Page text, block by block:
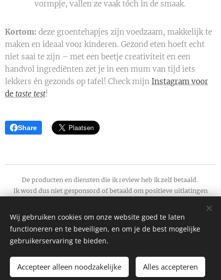
vormpje, vallen ze vaak tóch in de smaak.
Kortom: deze groentehapjes zijn voedzaam, makkelijk te
maken en ideaal voor kinderen. Gezond eten hoeft echt
niet saai te zijn – met een beetje creativiteit en een
handvol ingrediënten zet je in een mum van tijd iets
lekkers én gezonds op tafel! Check mijn Instagram voor
de taste test!
Share
De producten en diensten die ik review heb ik zelf betaald.
Ik word dus niet gesponsord of betaald om positieve uitlatingen
eerlijke mening weer.
Soms kan je wel een affiliate link tegenkomen. Als je via de link een
product koop ontvang
ik een kleine bijdrage voor de moeite. Dit kost jou overigens niets en
mijn dank is groot!
momguide Cookies
Wij gebruiken cookies om onze website goed te laten
functioneren en te beveiligen, en om je de best mogelijke
gebruikerservaring te bieden.
Accepteer alleen noodzakelijke Alles accepteren